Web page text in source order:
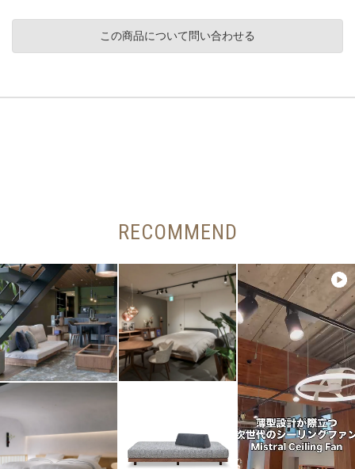
この商品について問い合わせる
RECOMMEND